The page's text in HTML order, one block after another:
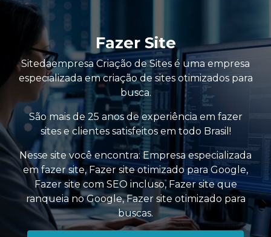
Fazer Site
Sitedaempresa Criação de Sites é uma empresa
especializada em criação de sites otimizados para
busca.
São mais de 25 anos de experiência em fazer
sites e clientes satisfeitos em todo Brasil!
Nesse site você encontra:Empresa especializada
em fazer site,Fazer site otimizado para Google,
Fazer site com SEO incluso, Fazer site que
ranqueia no Google,Fazer site otimizado para
buscas.